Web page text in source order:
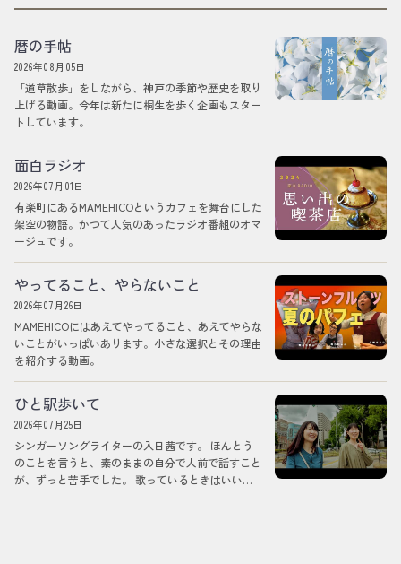
暦の手帖
2026年08月05日
「道草散歩」をしながら、神戸の季節や歴史を取り
上げる動画。今年は新たに桐生を歩く企画もスター
トしています。
面白ラジオ
2026年07月01日
有楽町にあるMAMEHICOというカフェを舞台にした
架空の物語。かつて人気のあったラジオ番組のオマ
ージュです。
やってること、やらないこと
2026年07月26日
MAMEHICOにはあえてやってること、あえてやらな
いことがいっぱいあります。小さな選択とその理由
を紹介する動画。
ひと駅歩いて
2026年07月25日
シンガーソングライターの入日茜です。 ほんとう
のことを言うと、素のままの自分で人前で話すこと
が、ずっと苦手でした。 歌っているときはいいの